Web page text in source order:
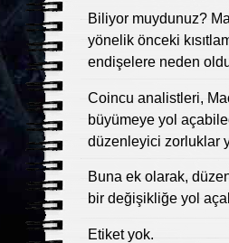
Biliyor muydunuz?
yönelik önceki
endişelere neden
Coincu analistleri,
büyümeye yol
düzenleyici zorluklar
Buna ek olarak,
bir değişikliğe yol
Etiket yok.